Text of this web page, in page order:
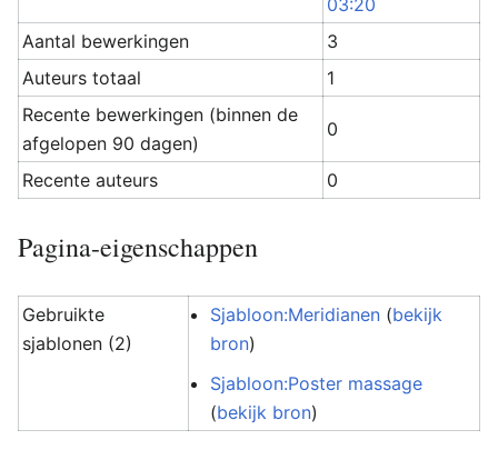
03:20
Aantal bewerkingen
3
Auteurs totaal
1
Recente bewerkingen (binnen de
afgelopen 90 dagen)
0
Recente auteurs 0
Pagina-eigenschappen
Gebruikte
sjablonen (2)
Sjabloon:Meridianen (bekijk
bron)
Sjabloon:Poster massage
(bekijk bron)